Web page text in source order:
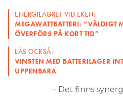
ENERGILAGRET VID EKEN:
MEGAWATTBATTERI: ”VÄLDIGT
ÖVERFÖRS PÅ KORT TID”
LÄS OCKSÅ:
VINSTEN MED BATTERILAGER
UPPENBARA
– Det finns